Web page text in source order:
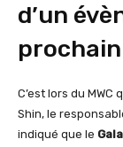
d’un
prochain
C’est lors du
Shin, le
indiqué que le